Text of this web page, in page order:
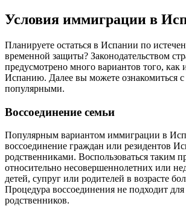
Условия иммиграции в
Планируете остаться в Испании по
временной защиты? Законодательством
предусмотрено много вариантов того, как
Испанию. Далее вы можете ознакомиться
популярными.
Воссоединение семьи
Популярным вариантом иммиграции в
воссоединение граждан или резидентов
родственниками. Воспользоваться таким
относительно несовершеннолетних или
детей, супруг или родителей в возрасте
Процедура воссоединения не подходит для
родственников.